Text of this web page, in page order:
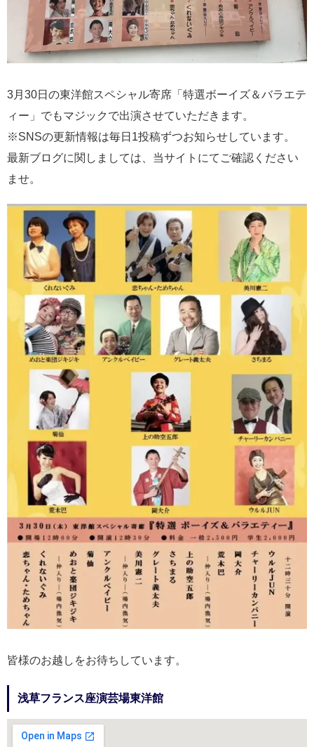
3月30日の東洋館スペシャル寄席「特選ボーイズ＆バラエテ
ィー」でもマジックで出演させていただきます。
※SNSの更新情報は毎日1投稿ずつお知らせしています。
最新ブログに関しましては、当サイトにてご確認ください
ませ。
皆様のお越しをお待ちしています。
浅草フランス座演芸場東洋館